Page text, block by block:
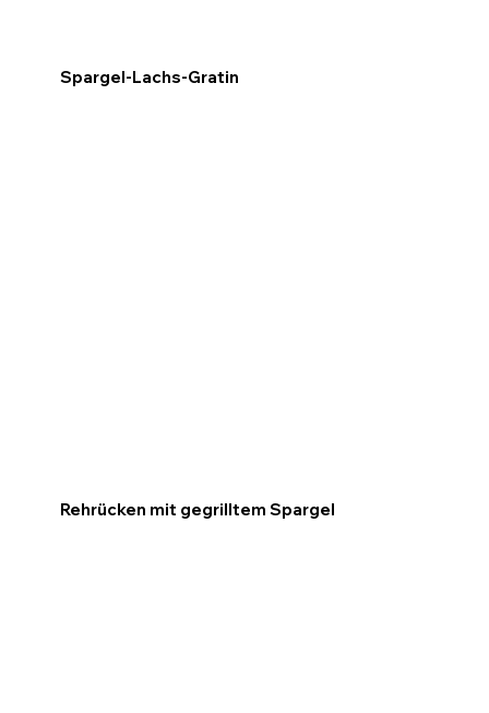
Spargel-Lachs-Gratin
Rehrücken mit gegrilltem Spargel